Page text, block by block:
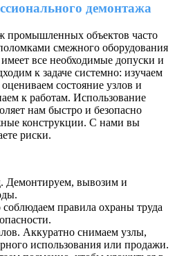
демонтажа
промышленных объектов часто
смежного оборудования
все необходимые допуски и
к задаче системно: изучаем
состояние узлов и
к работам. Использование
нам быстро и безопасно
конструкции. С нами вы
риски.
Демонтируем, вывозим и
соблюдаем правила охраны труда
Аккуратно снимаем узлы,
использования или продажи.